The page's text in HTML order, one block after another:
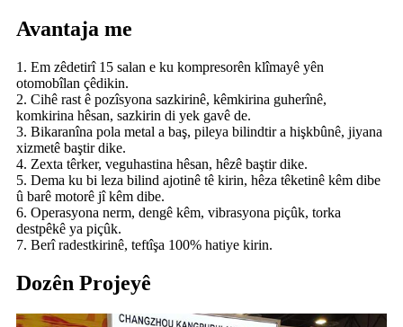
Avantaja me
1. Em zêdetirî 15 salan e ku kompresorên klîmayê yên
otomobîlan çêdikin.
2. Cihê rast ê pozîsyona sazkirinê, kêmkirina guherînê,
komkirina hêsan, sazkirin di yek gavê de.
3. Bikaranîna pola metal a baş, pileya bilindtir a hişkbûnê, jiyana
xizmetê baştir dike.
4. Zexta têrker, veguhastina hêsan, hêzê baştir dike.
5. Dema ku bi leza bilind ajotinê tê kirin, hêza têketinê kêm dibe
û barê motorê jî kêm dibe.
6. Operasyona nerm, dengê kêm, vibrasyona piçûk, torka
destpêkê ya piçûk.
7. Berî radestkirinê, teftîşa 100% hatiye kirin.
Dozên Projeyê